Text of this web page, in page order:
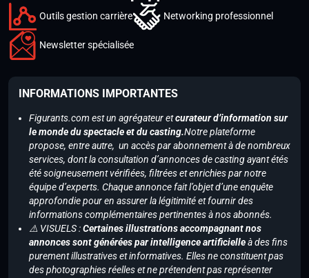
Outils gestion carrière Networking professionnel
Newsletter spécialisée
INFORMATIONS IMPORTANTES
Figurants.com est un agrégateur etcurateur d’information sur
le monde du spectacle et du casting.Notre plateforme
propose, entre autre, un accès par abonnement à de nombreux
services, dont la consultation d’annonces de casting ayant étés
été soigneusement vérifiées, filtrées et enrichies par notre
équipe d’experts. Chaque annonce fait l’objet d’une enquête
approfondie pour en assurer la légitimité et fournir des
informations complémentaires pertinentes à nos abonnés.
⚠️ VISUELS :Certaines illustrations accompagnant nos
annonces sont générées par intelligence artificielleà des fins
purement illustratives et informatives. Elles ne constituent pas
des photographies réelles et ne prétendent pas représenter